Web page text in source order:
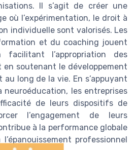
Il s’agit de créer une
où l’expérimentation, le droit à
individuelle sont valorisés. Les
et du coaching jouent
l’appropriation des
en soutenant le développement
long de la vie. En s’appuyant
neuroéducation, les entreprises
de leurs dispositifs de
l’engagement de leurs
à la performance globale
professionnel